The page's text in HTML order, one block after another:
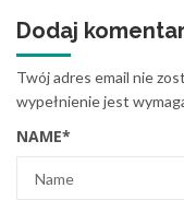
Dodaj
Twój adres email nie
wypełnienie jest
NAME*